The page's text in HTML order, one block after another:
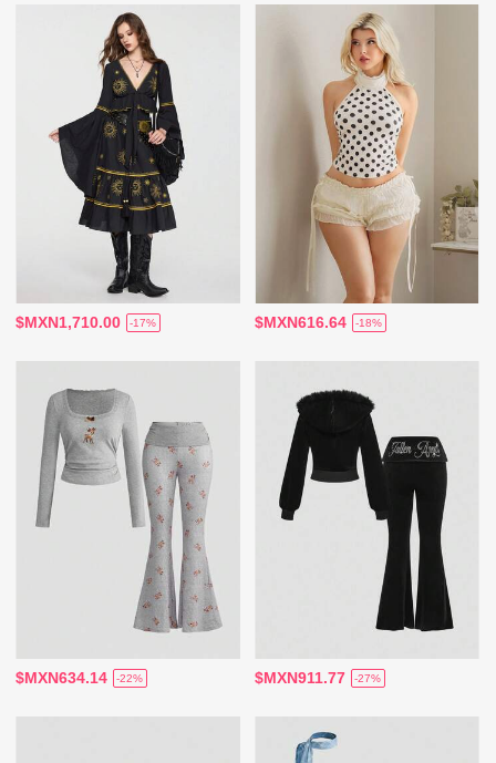
$MXN1,710.00 -17% $MXN616.64 -18%
$MXN634.14 -22% $MXN911.77 -27%